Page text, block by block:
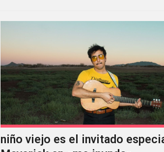
niño viejo es el invitado